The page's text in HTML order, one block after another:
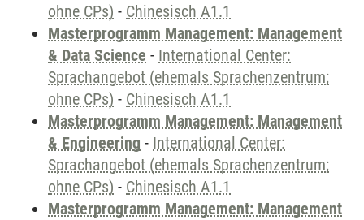
ohne CPs) - Chinesisch A1.1
Masterprogramm Management: Management
& Data Science - International Center:
Sprachangebot (ehemals Sprachenzentrum;
ohne CPs) - Chinesisch A1.1
Masterprogramm Management: Management
& Engineering - International Center:
Sprachangebot (ehemals Sprachenzentrum;
ohne CPs) - Chinesisch A1.1
Masterprogramm Management: Management